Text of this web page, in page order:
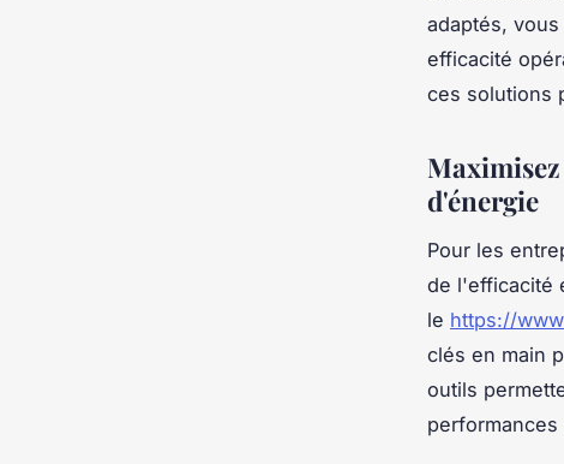
adaptés,
efficacité
ces solutions
d'énergie
Pour les
de l'efficacité
le https://
clés en main
outils